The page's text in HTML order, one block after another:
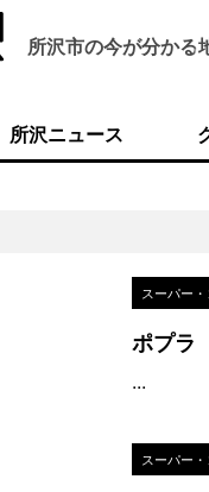
所沢市の今が分かる
所沢ニュース
スーパー
ポプラ
...
スーパー